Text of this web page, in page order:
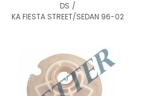
DS /
KA FIESTA STREET/SEDAN 96-02